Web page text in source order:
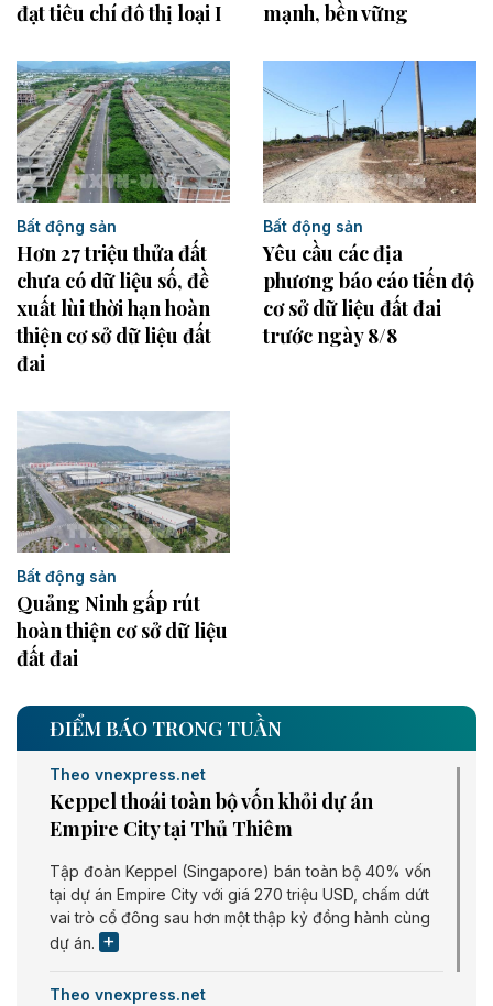
đạt tiêu chí đô thị loại I mạnh, bền vững
Bất động sản
Hơn 27 triệu thửa đất
chưa có dữ liệu số, đề
xuất lùi thời hạn hoàn
thiện cơ sở dữ liệu đất
đai
Bất động sản
Yêu cầu các địa
phương báo cáo tiến độ
cơ sở dữ liệu đất đai
trước ngày 8/8
Bất động sản
Quảng Ninh gấp rút
hoàn thiện cơ sở dữ liệu
đất đai
ĐIỂM BÁO TRONG TUẦN
Theo vnexpress.net
Keppel thoái toàn bộ vốn khỏi dự án
Empire City tại Thủ Thiêm
Tập đoàn Keppel (Singapore) bán toàn bộ 40% vốn
tại dự án Empire City với giá 270 triệu USD, chấm dứt
vai trò cổ đông sau hơn một thập kỷ đồng hành cùng
dự án.
Theo vnexpress.net